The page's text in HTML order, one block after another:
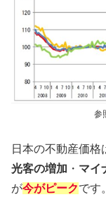
参
日本の不動産価格
光客の増加 ・ マイ
が今がピークです。